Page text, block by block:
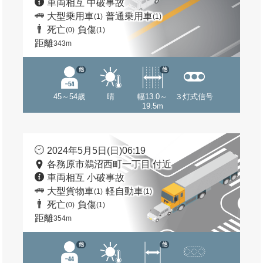
車両相互 中破事故
大型乗用車(1) 普通乗用車(1)
死亡(0) 負傷(1)
距離343m
45～54歳
他
晴
幅13.0～
19.5m
他
３灯式信号
2024年5月5日(日)06:19
各務原市鵜沼西町一丁目 付近
車両相互 小破事故
大型貨物車(1) 軽自動車(1)
死亡(0) 負傷(1)
距離354m
他 他